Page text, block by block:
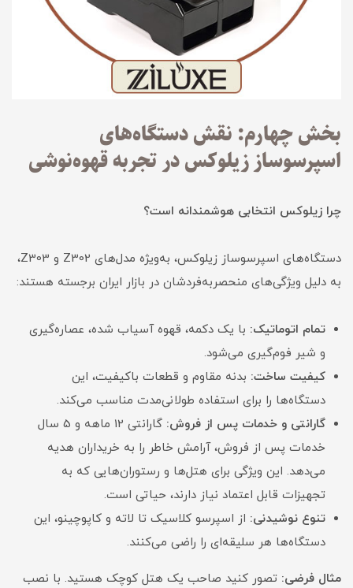
بخش چهارم: نقش دستگاه‌های
اسپرسوساز زیلوکس در تجربه قهوه‌نوشی
چرا زیلوکس انتخابی هوشمندانه است؟
دستگاه‌های اسپرسوساز زیلوکس، به‌ویژه مدل‌های Z302 و Z303،
به دلیل ویژگی‌های منحصربه‌فردشان در بازار ایران برجسته هستند:
تمام اتوماتیک: با یک دکمه، قهوه آسیاب شده، عصاره‌گیری
و شیر فوم‌گیری می‌شود.
کیفیت ساخت: بدنه مقاوم و قطعات باکیفیت، این
دستگاه‌ها را برای استفاده طولانی‌مدت مناسب می‌کند.
گارانتی و خدمات پس از فروش:
گارانتی 12 ماهه و 5 سال
خدمات پس از فروش، آرامش خاطر را به خریداران هدیه
می‌دهد. این ویژگی برای هتل‌ها و رستوران‌هایی که به
تجهیزات قابل اعتماد نیاز دارند، حیاتی است.
تنوع نوشیدنی: از اسپرسو کلاسیک تا لاته و کاپوچینو، این
دستگاه‌ها هر سلیقه‌ای را راضی می‌کنند.
مثال فرضی: تصور کنید صاحب یک هتل کوچک هستید. با نصب